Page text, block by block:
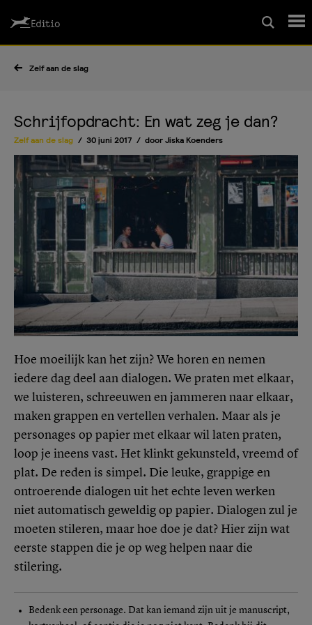
Wedstrijd
Editio Producties
Mijn Editio
Zelf aan de slag
Schrijfopdracht: En wat zeg je dan?
Zelf aan de slag 30 juni 2017 doorJiska Koenders
Hoe moeilijk kan het zijn? We horen en nemen
iedere dag deel aan dialogen. We praten met elkaar,
we luisteren, schreeuwen en jammeren naar elkaar,
maken grappen en vertellen verhalen. Maar als je
personages op papier met elkaar wil laten praten,
loop je ineens vast. Het klinkt gekunsteld, vreemd of
plat. De reden is simpel. Die leuke, grappige en
ontroerende dialogen uit het echte leven werken
niet automatisch geweldig op papier. Dialogen zul je
moeten stileren, maar hoe doe je dat? Hier zijn wat
eerste stappen die je op weg helpen naar die
stilering.
Bedenk een personage. Dat kan iemand zijn uit je manuscript,